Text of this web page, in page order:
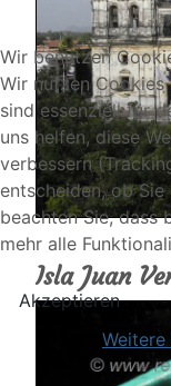
Isla Juan
Wir benutzen
Wir nutzen Cookies
sind essenziell für
uns helfen, diese
verbessern
entscheiden, ob
beachten Sie, dass
mehr alle
Akzeptieren